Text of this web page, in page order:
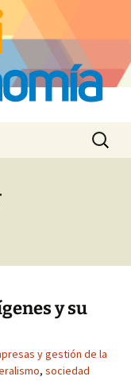
Buscar:
y su
y gestión de la
, sociedad